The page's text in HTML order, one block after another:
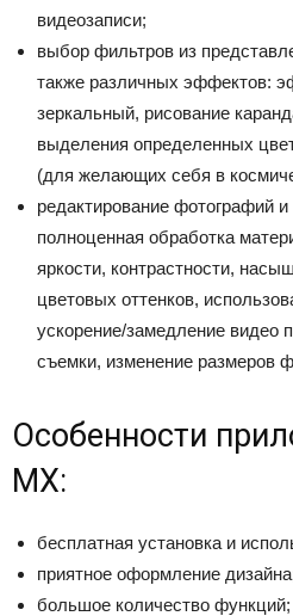
видеозаписи;
выбор фильтров из
также различных эффектов:
зеркальный, рисование
выделения определенных
(для желающих себя в
редактирование фотографий и
полноценная обработка
яркости, контрастности,
цветовых оттенков,
ускорение/замедление видео
съемки, изменение размеров
Особенности
MX:
бесплатная установка и
приятное оформление
большое количество функций;